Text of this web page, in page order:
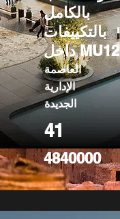
بالكامل
بالتكييفات
داخل MU12
العاصمة
الإدارية
الجديدة
41
4840000